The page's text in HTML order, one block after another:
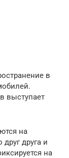
в
выступает
на
друга и
на